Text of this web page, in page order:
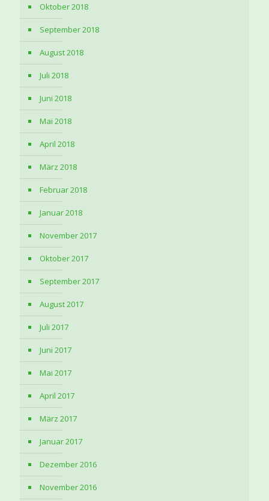
Oktober 2018
September 2018
August 2018
Juli 2018
Juni 2018
Mai 2018
April 2018
März 2018
Februar 2018
Januar 2018
November 2017
Oktober 2017
September 2017
August 2017
Juli 2017
Juni 2017
Mai 2017
April 2017
März 2017
Januar 2017
Dezember 2016
November 2016